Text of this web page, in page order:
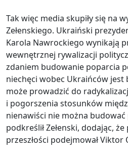
Tak więc media skupiły się na
Zełenskiego. Ukraiński
Karola Nawrockiego wynikają
wewnętrznej rywalizacji
zdaniem budowanie poparcia
niechęci wobec Ukraińców jest
może prowadzić do
i pogorszenia stosunków
nienawiści nie można
podkreślił Zełenski, dodając,
przeszłości podejmował Viktor